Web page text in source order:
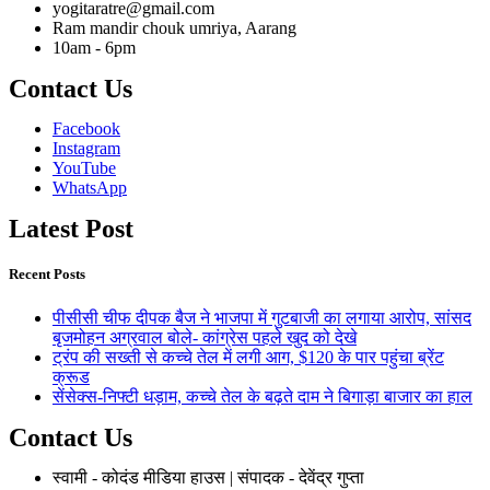
yogitaratre@gmail.com
Ram mandir chouk umriya, Aarang
10am - 6pm
Contact Us
Facebook
Instagram
YouTube
WhatsApp
Latest Post
Recent Posts
पीसीसी चीफ दीपक बैज ने भाजपा में गुटबाजी का लगाया आरोप, सांसद
बृजमोहन अग्रवाल बोले- कांग्रेस पहले खुद को देखे
ट्रंप की सख्ती से कच्चे तेल में लगी आग, $120 के पार पहुंचा ब्रेंट
क्रूड
सेंसेक्स-निफ्टी धड़ाम, कच्चे तेल के बढ़ते दाम ने बिगाड़ा बाजार का हाल
Contact Us
स्वामी - कोदंड मीडिया हाउस | संपादक - देवेंद्र गुप्ता